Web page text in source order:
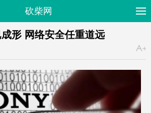
砍柴网
形 网络安全任重道远